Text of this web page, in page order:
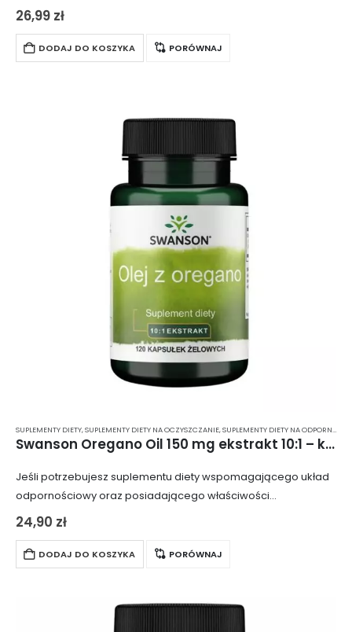
naturalnych składników, oferując 200 mg naturalnej rutyny w
dziennej dawce oraz ekstrakty…
26,99 zł
DODAJ DO KOSZYKA PORÓWNAJ
SUPLEMENTY DIETY,SUPLEMENTY DIETY NA OCZYSZCZANIE,SUPLEMENTY DIETY NA ODPORNOŚĆ
Swanson Oregano Oil 150 mg ekstrakt 10:1 – kapsułki 120 szt.
Jeśli potrzebujesz suplementu diety wspomagającego układ
odpornościowy oraz posiadającego właściwości
przeciwgrzybicze i przeciwzapalne, wybierz Swanson
każda dostarcza 150 mg oleju z oregano.
24,90 zł
DODAJ DO KOSZYKA PORÓWNAJ